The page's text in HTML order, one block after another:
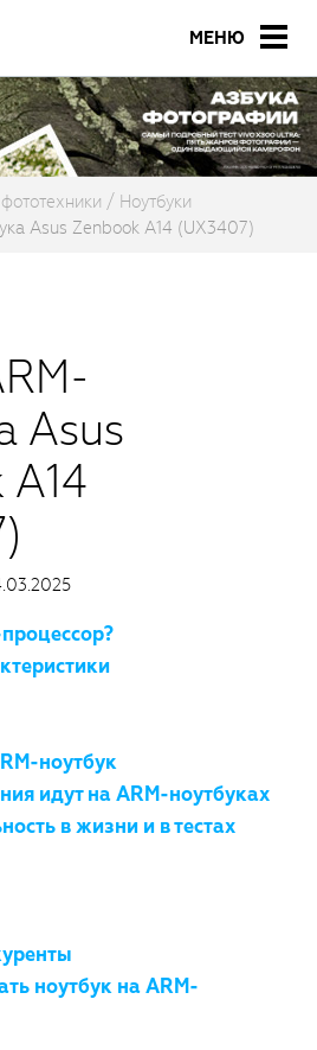
МЕНЮ
Ноутбуки
Asus Zenbook A14 (UX3407)
Asus
ноутбук
идут на ARM-ноутбуках
в жизни и в тестах
ноутбук на ARM-